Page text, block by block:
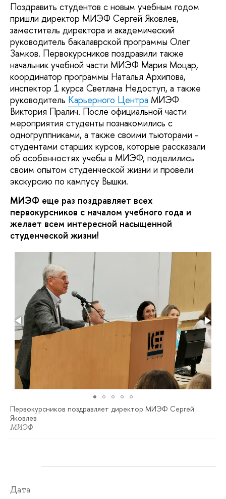
Поздравить студентов с новым учебным годом
пришли директор МИЭФ Сергей Яковлев,
заместитель директора и академический
руководитель бакалаврской программы Олег
Замков. Первокурсников поздравили также
начальник учебной части МИЭФ Мария Моцар,
координатор программы Наталья Архипова,
инспектор 1 курса Светлана Недоступ, а также
руководитель Карьерного Центра МИЭФ
Виктория Пралич. После официальной части
мероприятия студенты познакомились с
одногруппниками, а также своими тьюторами -
студентами старших курсов, которые рассказали
об особенностях учебы в МИЭФ, поделились
своим опытом студенческой жизни и провели
экскурсию по кампусу Вышки.
МИЭФ еще раз поздравляет всех
первокурсников с началом учебного года и
желает всем интересной насыщенной
студенческой жизни!
Первокурсников поздравляет директор МИЭФ Сергей
Яковлев
МИЭФ
Дата